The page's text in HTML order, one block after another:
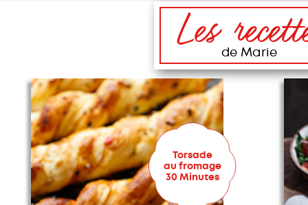
Lesde Marie
Torsade
au fromage
30 Minutes